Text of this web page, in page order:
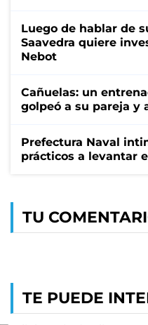
Luego de hablar de
Saavedra quiere
Nebot
Cañuelas: un
golpeó a su pareja y
Prefectura Naval
prácticos a levantar
TU
TE PUEDE